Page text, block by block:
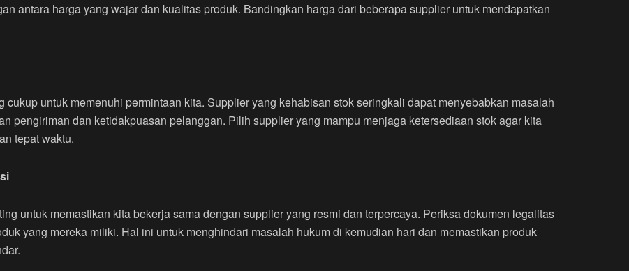
antara harga yang wajar dan kualitas produk. Bandingkan harga dari beberapa supplier untuk mendapatkan
cukup untuk memenuhi permintaan kita. Supplier yang kehabisan stok seringkali dapat menyebabkan masalah
pengiriman dan ketidakpuasan pelanggan. Pilih supplier yang mampu menjaga ketersediaan stok agar kita
tepat waktu.
untuk memastikan kita bekerja sama dengan supplier yang resmi dan terpercaya. Periksa dokumen legalitas
yang mereka miliki. Hal ini untuk menghindari masalah hukum di kemudian hari dan memastikan produk